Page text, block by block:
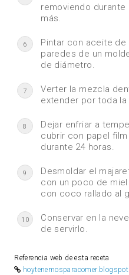
removiendo durante
más.
6
Pintar con aceite de
paredes de un
de diámetro.
7
Verter la mezcla
extender por toda
8
Dejar enfriar a
cubrir con papel
durante 24 horas.
9
Desmoldar el
con un poco de
con coco rallado al
10
Conservar en la
de servirlo.
Referencia web de esta receta